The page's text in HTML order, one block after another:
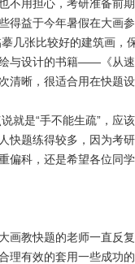
用担心，考研准备前
得益于今年暑假在大画
几张比较好的建筑画，
绘与设计的书籍——《从
清晰，很适合用在快题
就是“手不能生疏”，应
快题练得较多，因为考
偏科，还是希望各位同
画教快题的老师一直反
理有效的套用一些成功